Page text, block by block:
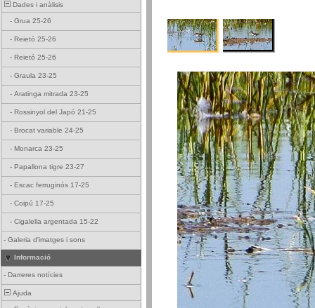
Dades i anàlisis
- Grua 25-26
- Reietó 25-26
- Reietó 25-26
- Graula 23-25
- Aratinga mitrada 23-25
- Rossinyol del Japó 21-25
- Brocat variable 24-25
- Monarca 23-25
- Papallona tigre 23-27
- Escac ferruginós 17-25
- Coipú 17-25
- Cigalella argentada 15-22
- Galeria d'imatges i sons
Informació
- Darreres notícies
Ajuda